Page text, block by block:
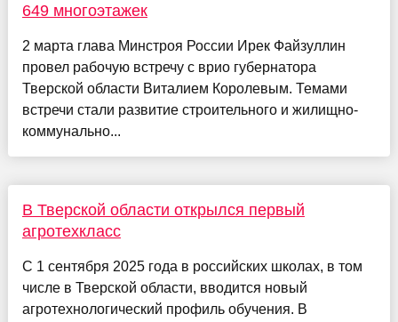
649 многоэтажек
2 марта глава Минстроя России Ирек Файзуллин
провел рабочую встречу с врио губернатора
Тверской области Виталием Королевым. Темами
встречи стали развитие строительного и жилищно-
коммунально...
В Тверской области открылся первый
агротехкласс
С 1 сентября 2025 года в российских школах, в том
числе в Тверской области, вводится новый
агротехнологический профиль обучения. В